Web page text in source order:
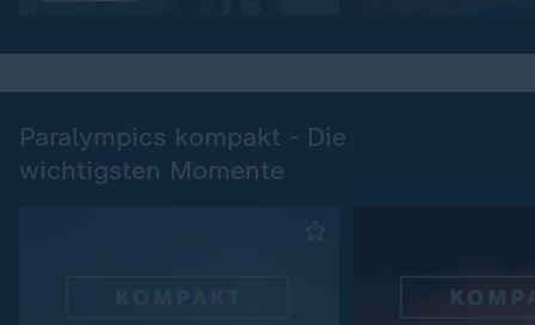
Paralympics kompakt - Die
wichtigsten Momente